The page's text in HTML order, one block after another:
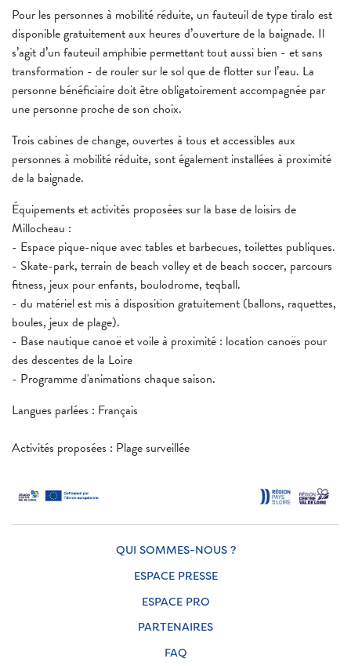
Pour les personnes à mobilité réduite, un fauteuil de type tiralo est
disponible gratuitement aux heures d’ouverture de la baignade. Il
s’agit d’un fauteuil amphibie permettant tout aussi bien - et sans
transformation - de rouler sur le sol que de flotter sur l’eau. La
personne bénéficiaire doit être obligatoirement accompagnée par
une personne proche de son choix.
Trois cabines de change, ouvertes à tous et accessibles aux
personnes à mobilité réduite, sont également installées à proximité
de la baignade.
Équipements et activités proposées sur la base de loisirs de
Millocheau :
- Espace pique-nique avec tables et barbecues, toilettes publiques.
- Skate-park, terrain de beach volley et de beach soccer, parcours
fitness, jeux pour enfants, boulodrome, teqball.
- du matériel est mis à disposition gratuitement (ballons, raquettes,
boules, jeux de plage).
- Base nautique canoë et voile à proximité : location canoës pour
des descentes de la Loire
- Programme d'animations chaque saison.
Langues parlées : Français
Activités proposées : Plage surveillée
QUI SOMMES-NOUS ?
ESPACE PRESSE
ESPACE PRO
PARTENAIRES
FAQ